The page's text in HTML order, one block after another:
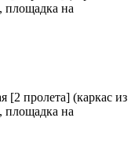
площадка на
[2 пролета] (каркас из
площадка на